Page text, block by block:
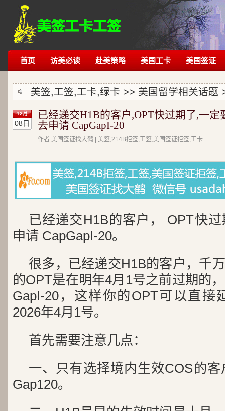
首页 访美必读 赴美策略 美国工卡 美国签证
美签,工签,工卡,绿卡 >> 美国留学相关话题
12月
08日
已经递交H1B的客户,OPT快过期了,一定
去申请 CapGapI-20
作者:美国签证找大鹤 | 美签,214B拒签,工签,美国签证拒签,工卡
已经递交H1B的客户， OPT快
申请 CapGapI-20。
很多，已经递交H1B的客户，千
的OPT是在明年4月1号之前过期的
GapI-20，这样你的OPT可以直接
2026年4月1号。
首先需要注意几点：
一、只有选择境内生效COS的
Gap120。